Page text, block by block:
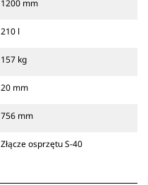
1200 mm
210 l
157 kg
20 mm
756 mm
Złącze osprzętu S-40